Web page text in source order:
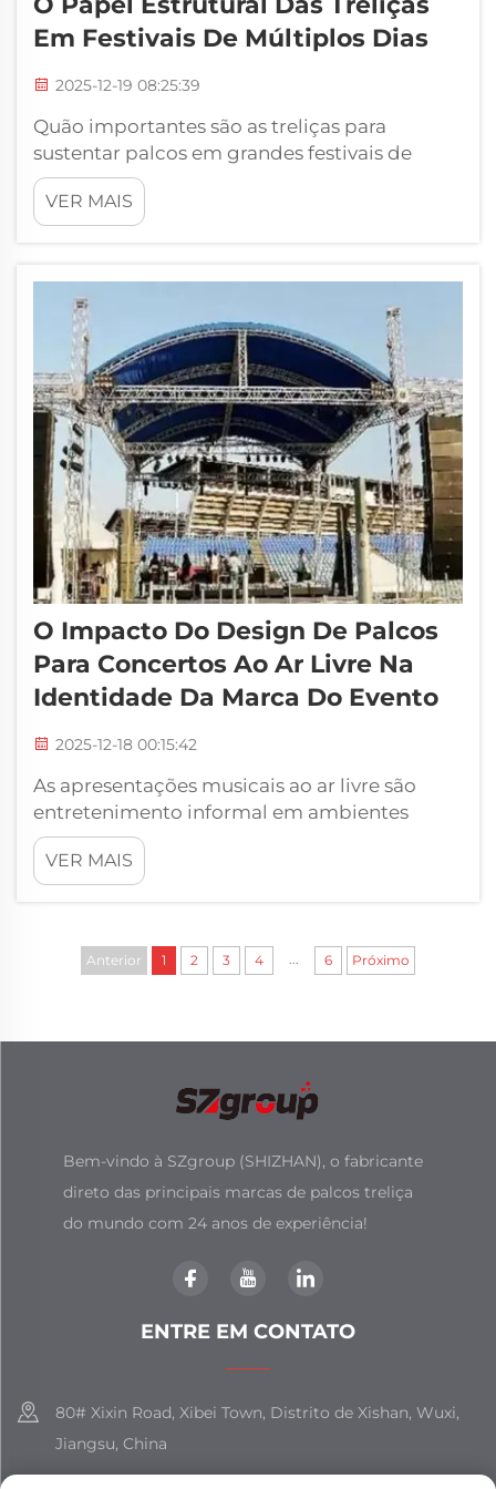
Em Festivais De Múltiplos Dias
2025-12-19 08:25:39
Quão importantes são as treliças para
sustentar palcos em grandes festivais de
música? Já foi a um festival de música, olhou
para cima e se perguntou como o palco
sinuoso não desaba? A chave é um
Treliças de palco SZgroup...
VER MAIS
O Impacto Do Design De Palcos
Para Concertos Ao Ar Livre Na
Identidade Da Marca Do Evento
2025-12-18 00:15:42
As apresentações musicais ao ar livre são
entretenimento informal em ambientes
externos vibrantes. A aparência do palco é
um fator chave que pode tornar o evento
memorável e ajudar a construir uma marca
VER MAIS
Anterior 1 2 3 4 ... 6 Próximo
Bem-vindo à SZgroup (SHIZHAN), o fabricante
direto das principais marcas de palcos treliça
do mundo com 24 anos de experiência!
ENTRE EM CONTATO
80# Xixin Road, Xibei Town, Distrito de Xishan, Wuxi,
Jiangsu, China